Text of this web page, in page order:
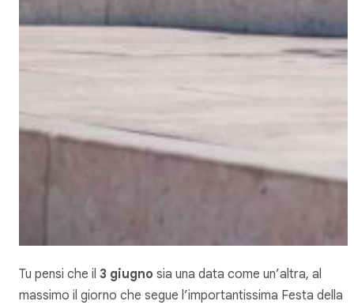
Tu pensi che il 3 giugno sia una data come un’altra, al
massimo il giorno che segue l’importantissima Festa della